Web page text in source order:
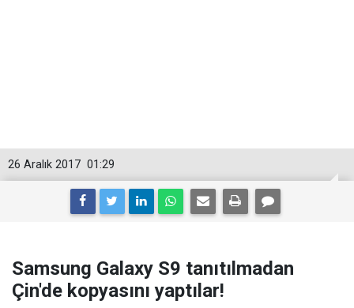
01:29
26 Aralık 2017
Samsung Galaxy S9 tanıtılmadan
Çin'de kopyasını yaptılar!